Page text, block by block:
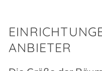
ANBIETER